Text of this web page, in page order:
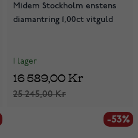
Midem Stockholm enstens
diamantring 1,00ct vitguld
I lager
25 245,00 Kr
16 589,00 Kr
-53%